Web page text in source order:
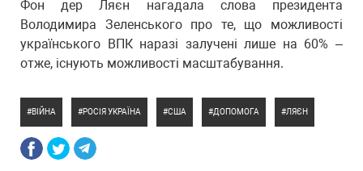
Фон дер Ляєн нагадала слова президента
Володимира Зеленського про те, що можливості
українського ВПК наразі залучені лише на 60% –
отже, існують можливості масштабування.
ВІЙНА РОСІЯ УКРАЇНА США ДОПОМОГА ЛЯЄН